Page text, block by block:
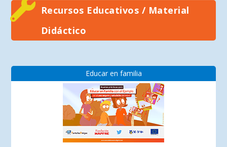
Recursos Educativos / Material
Didáctico
Educar en familia